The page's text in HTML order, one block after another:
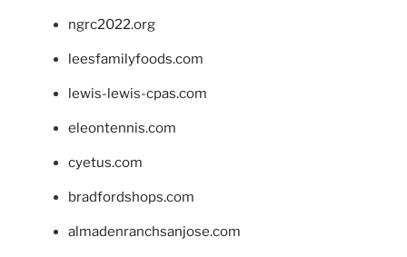
ngrc2022.org
leesfamilyfoods.com
lewis-lewis-cpas.com
eleontennis.com
cyetus.com
bradfordshops.com
almadenranchsanjose.com